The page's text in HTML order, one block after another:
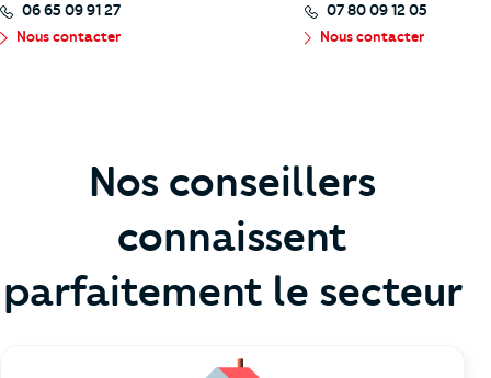
06 65 09 91 27
Nous contacter
07 80 09 12 05
Nous contacter
Nos conseillers
connaissent
parfaitement le secteur